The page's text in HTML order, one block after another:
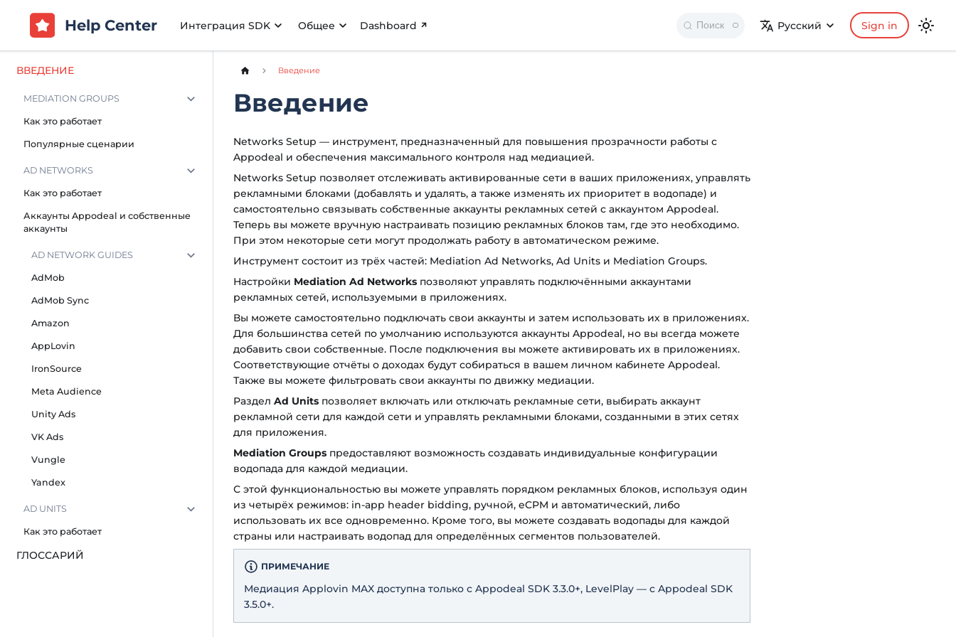
Help Center Интеграция SDK Общее Dashboard Поиск Русский Sign in
ВВЕДЕНИЕ
MEDIATION GROUPS
Как это работает
Популярные сценарии
AD NETWORKS
Как это работает
Аккаунты Appodeal и собственные
аккаунты
AD NETWORK GUIDES
AdMob
AdMob Sync
Amazon
AppLovin
IronSource
Meta Audience
Unity Ads
VK Ads
Vungle
Yandex
AD UNITS
Как это работает
ГЛОССАРИЙ
Введение
Введение
Networks Setup — инструмент, предназначенный для повышения прозрачности работы с
Appodeal и обеспечения максимального контроля над медиацией.
Networks Setup позволяет отслеживать активированные сети в ваших приложениях, управлять
рекламными блоками (добавлять и удалять, а также изменять их приоритет в водопаде) и
самостоятельно связывать собственные аккаунты рекламных сетей с аккаунтом Appodeal.
Теперь вы можете вручную настраивать позицию рекламных блоков там, где это необходимо.
При этом некоторые сети могут продолжать работу в автоматическом режиме.
Инструмент состоит из трёх частей: Mediation Ad Networks, Ad Units и Mediation Groups.
Настройки Mediation Ad Networks позволяют управлять подключёнными аккаунтами
рекламных сетей, используемыми в приложениях.
Вы можете самостоятельно подключать свои аккаунты и затем использовать их в приложениях.
Для большинства сетей по умолчанию используются аккаунты Appodeal, но вы всегда можете
добавить свои собственные. После подключения вы можете активировать их в приложениях.
Соответствующие отчёты о доходах будут собираться в вашем личном кабинете Appodeal.
Также вы можете фильтровать свои аккаунты по движку медиации.
Раздел Ad Units позволяет включать или отключать рекламные сети, выбирать аккаунт
рекламной сети для каждой сети и управлять рекламными блоками, созданными в этих сетях
для приложения.
Mediation Groups предоставляют возможность создавать индивидуальные конфигурации
водопада для каждой медиации.
С этой функциональностью вы можете управлять порядком рекламных блоков, используя один
из четырёх режимов: in-app header bidding, ручной, eCPM и автоматический, либо
использовать их все одновременно. Кроме того, вы можете создавать водопады для каждой
страны или настраивать водопад для определённых сегментов пользователей.
ПРИМЕЧАНИЕ
Медиация Applovin MAX доступна только с Appodeal SDK 3.3.0+, LevelPlay — с Appodeal SDK
3.5.0+.